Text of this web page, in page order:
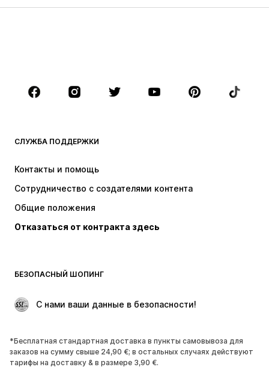
Юбки
Блузки и туники
Аксессуары
Премиум
НОВИНКИ
Куртки
Белье
Пальто
Юбки
Поводы
ЭКСКЛЮЗИВ
ОБУВЬ
СЛУЖБА ПОДДЕРЖКИ
Контакты и помощь
Сотрудничество с создателями контента
Общие положения
Отказаться от контракта здесь
БЕЗОПАСНЫЙ ШОПИНГ
С нами ваши данные в безопасности!
*Бесплатная стандартная доставка в пункты самовывоза для
заказов на сумму свыше 24,90 €; в остальных случаях действуют
тарифы на доставку & в размере 3,90 €.